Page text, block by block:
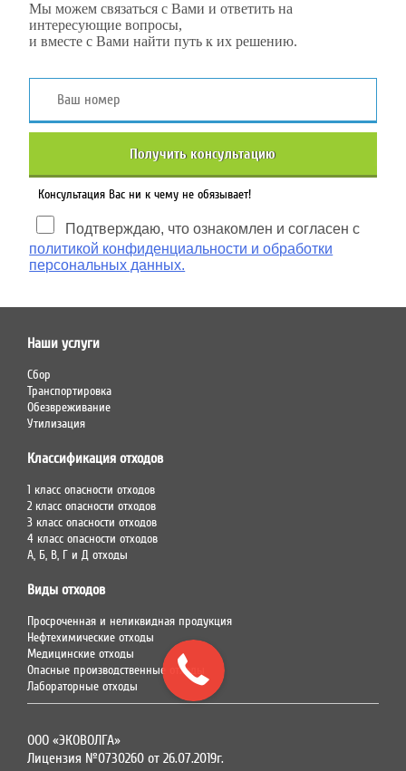
Мы можем связаться с Вами и ответить на
интересующие вопросы,
и вместе с Вами найти путь к их решению.
Получить консультацию
Консультация Вас ни к чему не обязывает!
Подтверждаю, что ознакомлен и согласен с
политикой конфиденциальности и обработки
персональных данных.
Наши услуги
Сбор
Транспортировка
Обезвреживание
Утилизация
Классификация отходов
1 класс опасности отходов
2 класс опасности отходов
3 класс опасности отходов
4 класс опасности отходов
А, Б, В, Г и Д отходы
Виды отходов
Просроченная и неликвидная продукция
Нефтехимические отходы
Медицинские отходы
Опасные производственные отходы
Лабораторные отходы
ООО «ЭКОВОЛГА»
Лицензия №0730260 от 26.07.2019г.